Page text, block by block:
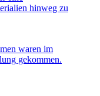
hinweg zu